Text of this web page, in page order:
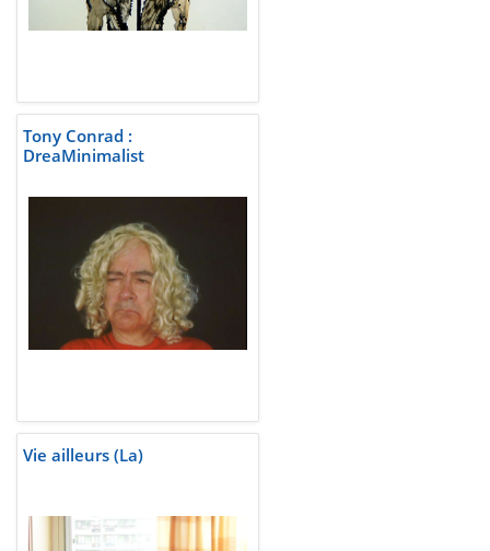
Tony Conrad :
DreaMinimalist
Vie ailleurs (La)